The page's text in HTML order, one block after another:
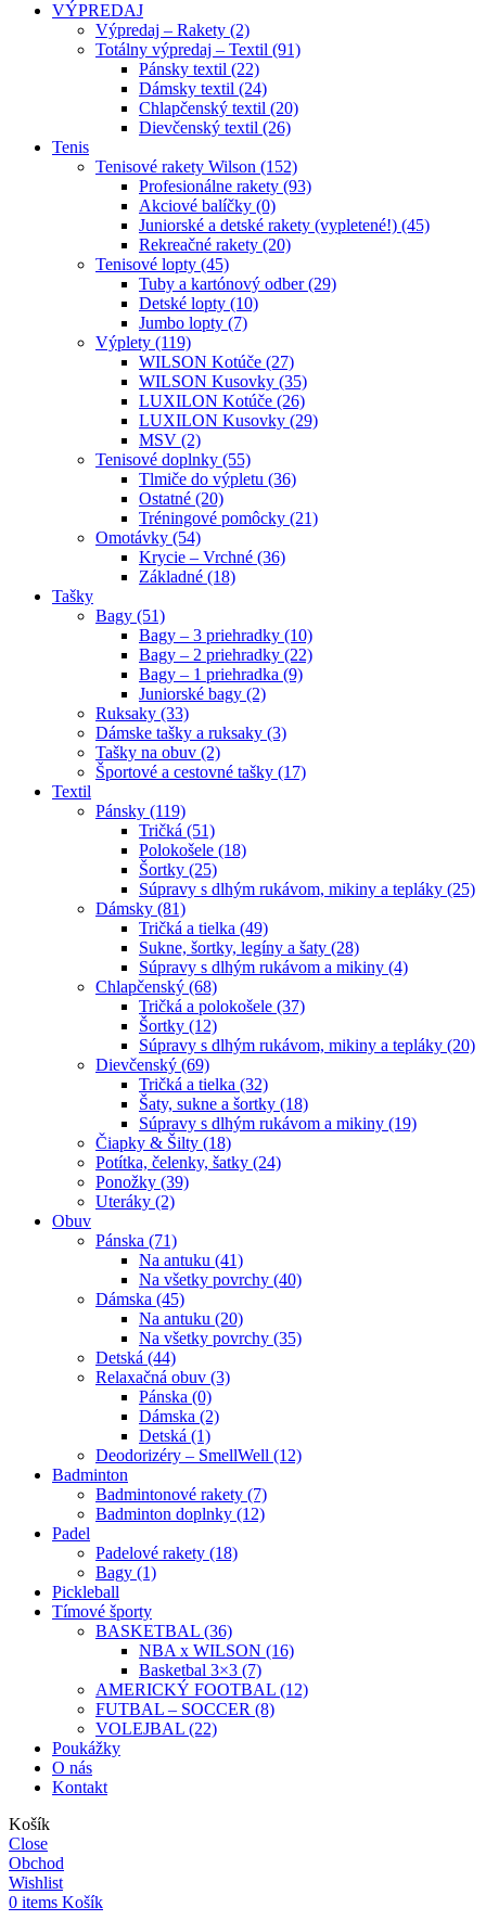
VÝPREDAJ
Výpredaj – Rakety (2)
Totálny výpredaj – Textil (91)
Pánsky textil (22)
Dámsky textil (24)
Chlapčenský textil (20)
Dievčenský textil (26)
Tenis
Tenisové rakety Wilson (152)
Profesionálne rakety (93)
Akciové balíčky (0)
Juniorské a detské rakety (vypletené!) (45)
Rekreačné rakety (20)
Tenisové lopty (45)
Tuby a kartónový odber (29)
Detské lopty (10)
Jumbo lopty (7)
Výplety (119)
WILSON Kotúče (27)
WILSON Kusovky (35)
LUXILON Kotúče (26)
LUXILON Kusovky (29)
MSV (2)
Tenisové doplnky (55)
Tlmiče do výpletu (36)
Ostatné (20)
Tréningové pomôcky (21)
Omotávky (54)
Krycie – Vrchné (36)
Základné (18)
Tašky
Bagy (51)
Bagy – 3 priehradky (10)
Bagy – 2 priehradky (22)
Bagy – 1 priehradka (9)
Juniorské bagy (2)
Ruksaky (33)
Dámske tašky a ruksaky (3)
Tašky na obuv (2)
Športové a cestovné tašky (17)
Textil
Pánsky (119)
Tričká (51)
Polokošele (18)
Šortky (25)
Súpravy s dlhým rukávom, mikiny a tepláky (25)
Dámsky (81)
Tričká a tielka (49)
Sukne, šortky, legíny a šaty (28)
Súpravy s dlhým rukávom a mikiny (4)
Chlapčenský (68)
Tričká a polokošele (37)
Šortky (12)
Súpravy s dlhým rukávom, mikiny a tepláky (20)
Dievčenský (69)
Tričká a tielka (32)
Šaty, sukne a šortky (18)
Súpravy s dlhým rukávom a mikiny (19)
Čiapky & Šilty (18)
Potítka, čelenky, šatky (24)
Ponožky (39)
Uteráky (2)
Obuv
Pánska (71)
Na antuku (41)
Na všetky povrchy (40)
Dámska (45)
Na antuku (20)
Na všetky povrchy (35)
Detská (44)
Relaxačná obuv (3)
Pánska (0)
Dámska (2)
Detská (1)
Deodorizéry – SmellWell (12)
Badminton
Badmintonové rakety (7)
Badminton doplnky (12)
Padel
Padelové rakety (18)
Bagy (1)
Pickleball
Tímové športy
BASKETBAL (36)
NBA x WILSON (16)
Basketbal 3×3 (7)
AMERICKÝ FOOTBAL (12)
FUTBAL – SOCCER (8)
VOLEJBAL (22)
Poukážky
O nás
Kontakt
Košík
Close
Obchod
Wishlist
0 items Košík